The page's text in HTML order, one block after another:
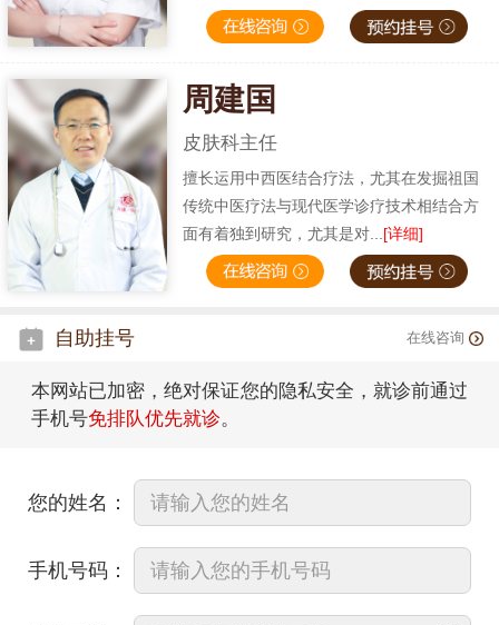
周建国
皮肤科主任
擅长运用中西医结合疗法，尤其在发掘祖国
传统中医疗法与现代医学诊疗技术相结合方
面有着独到研究，尤其是对...[详细]
自助挂号 在线咨询
本网站已加密，绝对保证您的隐私安全，就诊前通过
手机号免排队优先就诊。
您的姓名：
手机号码：